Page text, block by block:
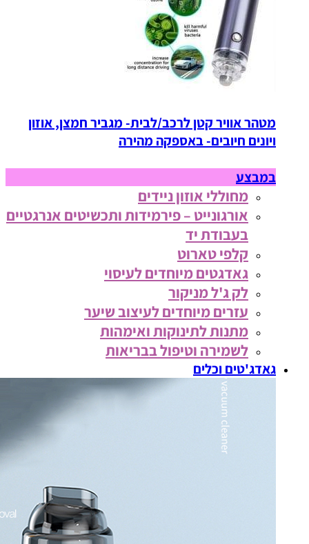
מטהר אוויר קטן לרכב/לבית- מגביר חמצן, אוזון
ויונים חיובים- באספקה מהירה
במבצע
מחוללי אוזון ניידים
אורגונייט – פירמידות ותכשיטים אנרגטיים
בעבודת יד
קלפי טארוט
גאדגטים מיוחדים לעיסוי
לק ג'ל מניקור
עזרים מיוחדים לעיצוב שיער
מתנות לתינוקות ואימהות
לשמירה וטיפול בבריאות
גאדג'טים וכלים